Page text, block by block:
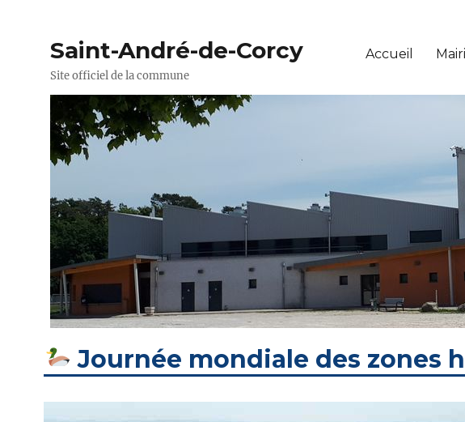
Saint-André-de-Corcy
Site officiel de la commune
Accueil
Journée mondiale des zones